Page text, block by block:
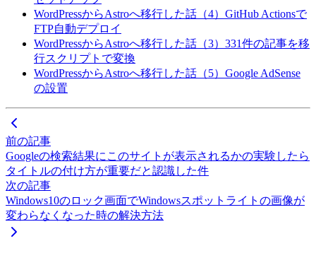
WordPressからAstroへ移行した話（4）GitHub Actionsで
FTP自動デプロイ
WordPressからAstroへ移行した話（3）331件の記事を移
行スクリプトで変換
WordPressからAstroへ移行した話（5）Google AdSense
の設置
前の記事
Googleの検索結果にこのサイトが表示されるかの実験したら
タイトルの付け方が重要だと認識した件
次の記事
Windows10のロック画面でWindowsスポットライトの画像が
変わらなくなった時の解決方法